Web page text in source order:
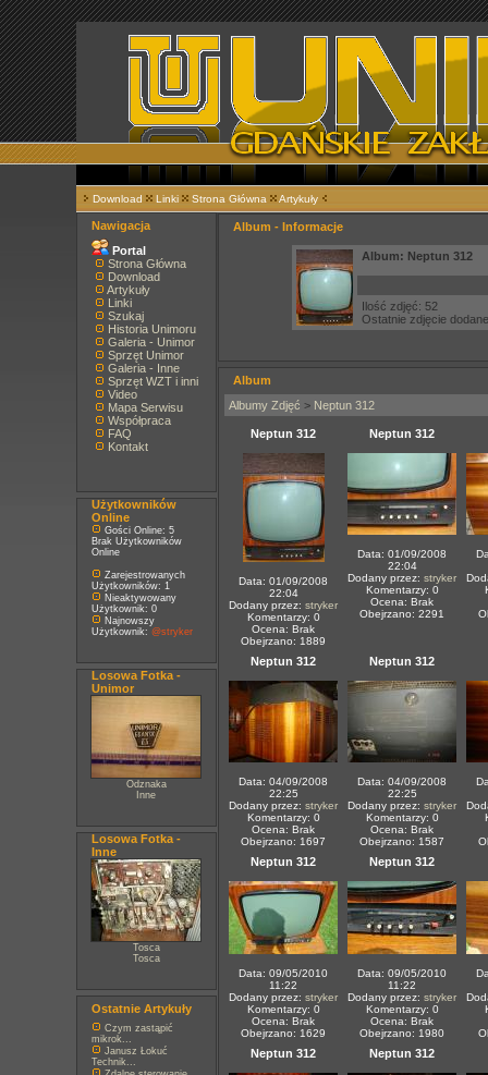
Download Linki Strona Główna Artykuły
Nawigacja
Portal
Strona Główna
Download
Artykuły
Linki
Szukaj
Historia Unimoru
Galeria - Unimor
Sprzęt Unimor
Galeria - Inne
Sprzęt WZT i inni
Video
Mapa Serwisu
Współpraca
FAQ
Kontakt
Użytkowników
Online
Gości Online: 5
Brak Użytkowników
Online
Zarejestrowanych
Użytkowników: 1
Nieaktywowany
Użytkownik: 0
Najnowszy
Użytkownik: @stryker
Losowa Fotka -
Unimor
Odznaka
Inne
Losowa Fotka -
Inne
Tosca
Tosca
Ostatnie Artykuły
Czym zastąpić
mikrok...
Janusz Łokuć
Technik...
Album - Informacje
Album: Neptun 312
Ilość zdjęć: 52
Ostatnie zdjęcie
Album
Albumy Zdjęć > Neptun 312
Neptun 312
Data: 01/09/2008
22:04
Dodany przez: stryker
Komentarzy: 0
Ocena: Brak
Obejrzano: 1889
Neptun 312
Data: 01/09/2008
22:04
Dodany przez: stryker
Komentarzy: 0
Ocena: Brak
Obejrzano: 2291
Neptun 312
Data: 04/09/2008
22:25
Dodany przez: stryker
Komentarzy: 0
Ocena: Brak
Obejrzano: 1697
Neptun 312
Data: 04/09/2008
22:25
Dodany przez: stryker
Komentarzy: 0
Ocena: Brak
Obejrzano: 1587
Neptun 312
Data: 09/05/2010
11:22
Dodany przez: stryker
Komentarzy: 0
Ocena: Brak
Obejrzano: 1629
Neptun 312
Data: 09/05/2010
11:22
Dodany przez: stryker
Komentarzy: 0
Ocena: Brak
Obejrzano: 1980
Neptun 312 Neptun 312